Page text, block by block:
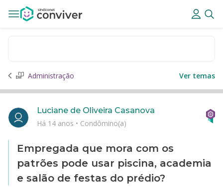
Administração Ver temas
Empregada que mora com os
patrões pode usar piscina, academia
e salão de festas do prédio?
Luciane de Oliveira Casanova
Há 14 anos • Condômino(a)